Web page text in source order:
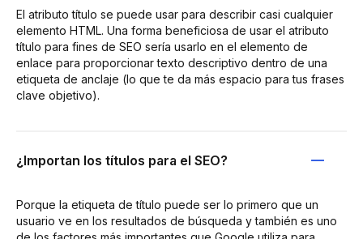
El atributo título se puede usar para describir casi cualquier
elemento HTML. Una forma beneficiosa de usar el atributo
título para fines de SEO sería usarlo en el elemento de
enlace para proporcionar texto descriptivo dentro de una
etiqueta de anclaje (lo que te da más espacio para tus frases
clave objetivo).
¿Importan los títulos para el SEO?
Porque la etiqueta de título puede ser lo primero que un
usuario ve en los resultados de búsqueda y también es uno